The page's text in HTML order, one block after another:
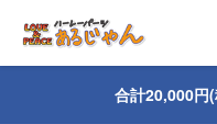
合計20,000円